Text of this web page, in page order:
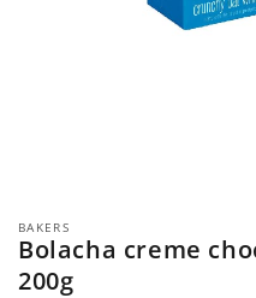
multimédia
1
modal
BAKERS
Bolacha creme
200g